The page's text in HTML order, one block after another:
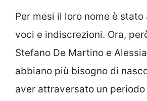
Per mesi il loro nome è
voci e indiscrezioni. Ora,
Stefano De Martino e
abbiano più bisogno di
aver attraversato un